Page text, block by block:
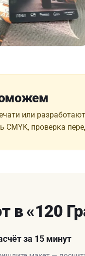
или
CMYK, проверка
в «120
за 15 минут